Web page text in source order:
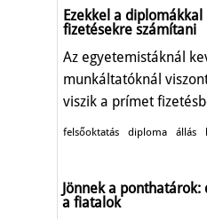
Ezekkel a
fizetésekre számítani
Az egyetemistáknál
munkáltatóknál
viszik a prímet
felsőoktatás diploma állás
Jönnek a
a fiatalok